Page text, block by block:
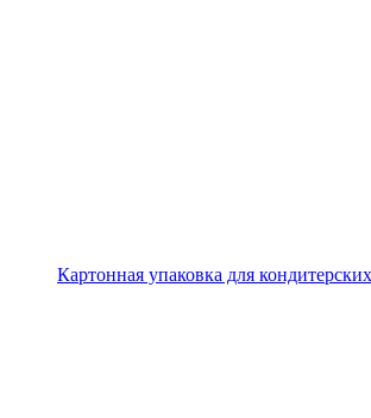
Картонная упаковка для